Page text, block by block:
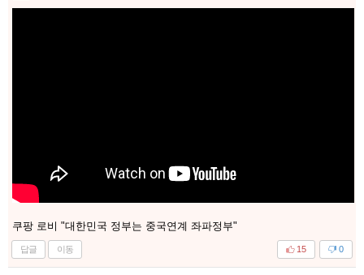
쿠팡 로비 "대한민국 정부는 중국연계 좌파정부"
답글 이동 0
15